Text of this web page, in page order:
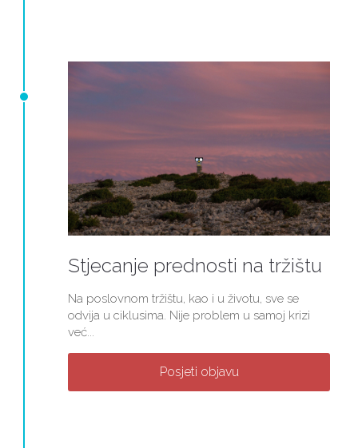
Stjecanje prednosti na tržištu
Na poslovnom tržištu, kao i u životu, sve se
odvija u ciklusima. Nije problem u samoj krizi
već...
Posjeti objavu